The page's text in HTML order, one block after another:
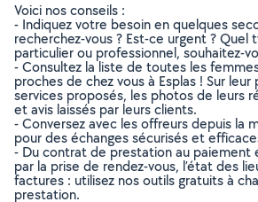
Voici nos conseils :
- Indiquez votre besoin en quelques
recherchez-vous ? Est-ce urgent ?
particulier ou professionnel, souhaitez-
- Consultez la liste de toutes les
proches de chez vous à Esplas ! Sur
services proposés, les photos de leurs
et avis laissés par leurs clients.
- Conversez avec les offreurs depuis la
pour des échanges sécurisés et
- Du contrat de prestation au paiement
par la prise de rendez-vous, l’état des
factures : utilisez nos outils gratuits à
prestation.